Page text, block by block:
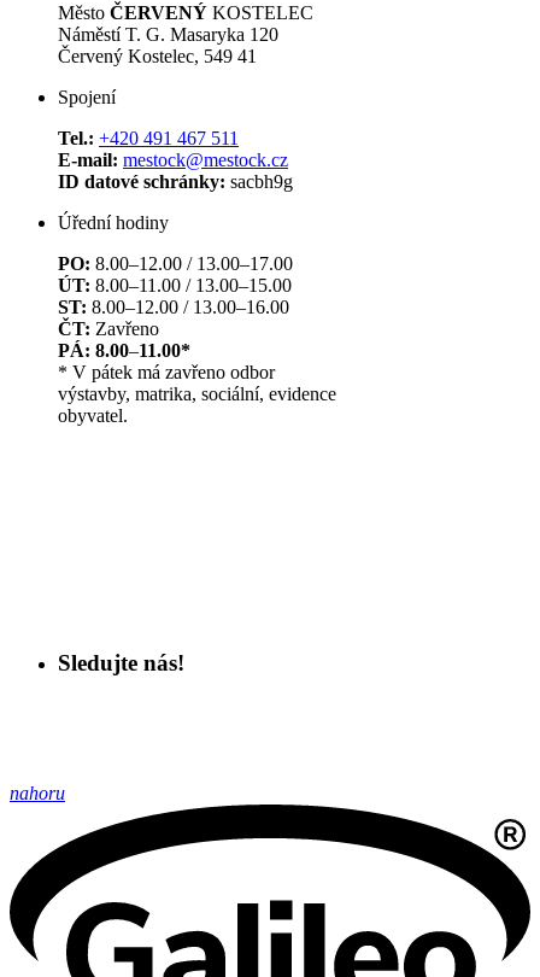
Město ČERVENÝ KOSTELEC
Náměstí T. G. Masaryka 120
Červený Kostelec, 549 41
Spojení
Tel.: +420 491 467 511
E-mail: mestock@mestock.cz
ID datové schránky: sacbh9g
Úřední hodiny
PO: 8.00–12.00 / 13.00–17.00
ÚT: 8.00–11.00 / 13.00–15.00
ST: 8.00–12.00 / 13.00–16.00
ČT: Zavřeno
PÁ: 8.00–11.00*
* V pátek má zavřeno odbor
výstavby, matrika, sociální, evidence
obyvatel.
Sledujte nás!
nahoru